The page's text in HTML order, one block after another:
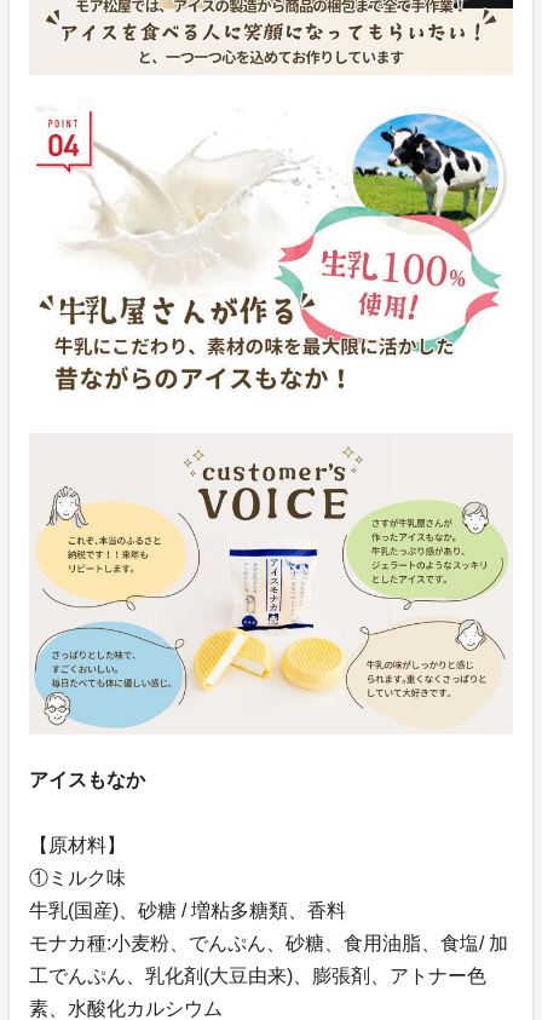
アイスもなか
【原材料】
①ミルク味
牛乳(国産)、砂糖 / 増粘多糖類、香料
モナカ種:小麦粉、でんぷん、砂糖、食用油脂、食塩/ 加
工でんぷん、乳化剤(大豆由来)、膨張剤、アトナー色
素、水酸化カルシウム